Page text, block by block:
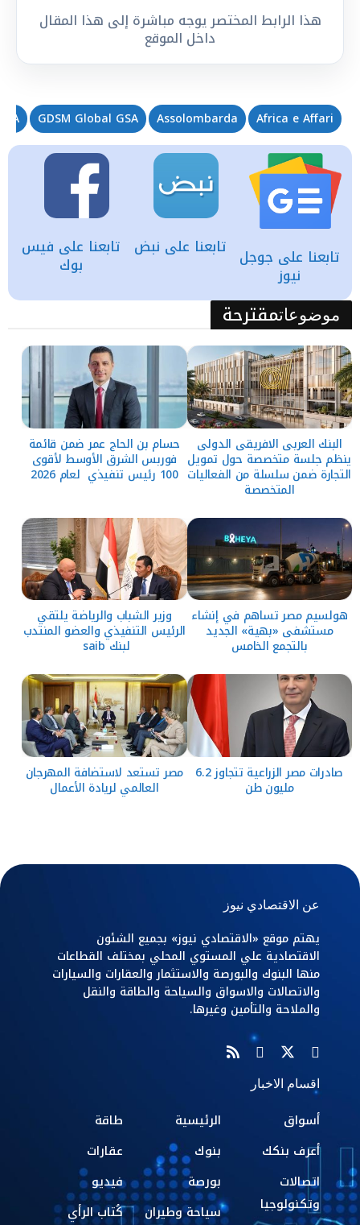
هذا الرابط المختصر يوجه مباشرة إلى هذا المقال
داخل الموقع
Africa e Affari
Assolombarda
GDSM Global GSA
تابعنا على فيس
بوك
تابعنا على نبض تابعنا على جوجل
نيوز
موضوعاتمقترحة
البنك العربى الافريقى الدولى
ينظم جلسة متخصصة حول تمويل
التجارة ضمن سلسلة من الفعاليات
المتخصصة
حسام بن الحاج عمر ضمن قائمة
فوربس الشرق الأوسط لأقوى
100 رئيس تنفيذي لعام 2026
هولسيم مصر تساهم في إنشاء
مستشفى «بهية» الجديد
بالتجمع الخامس
وزير الشباب والرياضة يلتقي
الرئيس التنفيذي والعضو المنتدب
لبنك saib
صادرات مصر الزراعية تتجاوز 6.2
مليون طن
مصر تستعد لاستضافة المهرجان
العالمي لريادة الأعمال
عن الاقتصادي نيوز
يهتم موقع «الاقتصادي نيوز» بجميع الشئون
الاقتصادية علي المستوي المحلي بمختلف القطاعات
منها البنوك والبورصة والاستثمار والعقارات والسيارات
والاتصالات والاسواق والسياحة والطاقة والنقل
والملاحة والتأمين وغيرها.
اقسام الاخبار
أسواق
أعرف بنكك
اتصالات
وتكنولوجيا
الرئيسية
بنوك
بورصة
سياحة وطيران
طاقة
عقارات
فيديو
كُتاب الرأي